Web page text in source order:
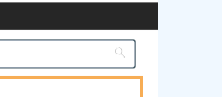
